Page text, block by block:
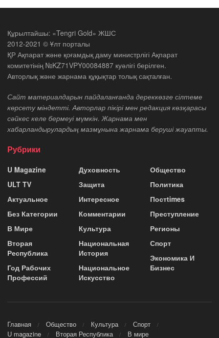
Құрылтайшы: «Tengri Gold» ЖШС
2012-2021 © Ұлт порталы
ҚР Ақпарат және қоғамдық даму министрлігі Ақпарат
комитетінің №KZ71VPY00084887 куәлігі берілген.
Авторлық және жарнама құқықтар толық сақталған.
Сайт материалдарын пайдаланғанда дереккөзге сілтеме
көрсету міндетті. Авторлар пікірі мен редакция көзқарасы
сәйкес келе бермеуі мүмкін. Жарнама мен
хабарландырулардың мазмұнына жарнама беруші жауапты.
Рубрики
U Magazine
ULT TV
Актуальное
Без Категории
В Мире
Вторая
Республика
Год Рабочих
Профессий
Духовность
Защита
Интересное
Комментарии
Культура
Национальная
История
Национальное
Искусство
Общество
Политика
Постtimes
Преступление
Регионы
Спорт
Экономика И
Бизнес
Главная Общество Культура
Спорт
U magazine
Вторая Республика В мире